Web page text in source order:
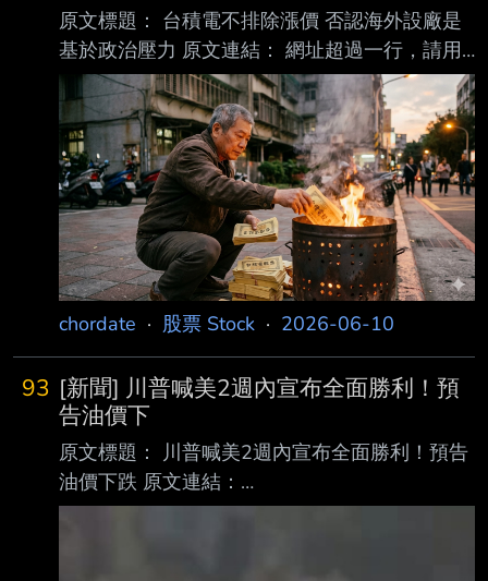
原文標題： 台積電不排除漲價 否認海外設廠是
基於政治壓力 原文連結： 網址超過一行，請用
縮網址，連結不能點擊者板規 1-2-2 處分。
https://www.chinatimes.com/realtimenews/202
60610001998-260408 發布時間： 請勿張貼
超過3天新聞 2026.06.10 10:56 記者署名： 蔡
宗穎 原文內容： 全球晶片需求大漲，但台積電
財務長黃仁昭接受BBC專訪時指出，因為通膨壓
力，。他也重申，台積電海外設廠是基於客戶需
求， 並非地緣政治壓力，或受政府要求。
chordate · 股票 Stock · 2026-06-10
93 [新聞] 川普喊美2週內宣布全面勝利！預
告油價下
原文標題： 川普喊美2週內宣布全面勝利！預告
油價下跌 原文連結：
https://tinyurl.com/2errr88a 發布時間： 請勿張